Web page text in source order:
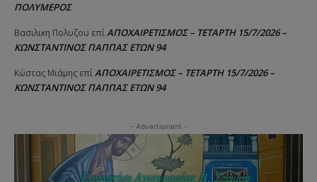
ΠΟΛΥΜΕΡΟΣ
Βασιλικη Πολυζου επίΑΠΟΧΑΙΡΕΤΙΣΜΟΣ – ΤΕΤΑΡΤΗ 15/7/2026 –
ΚΩΝΣΤΑΝΤΙΝΟΣ ΠΑΠΠΑΣ ΕΤΩΝ 94
Κώστας Μιάμης επίΑΠΟΧΑΙΡΕΤΙΣΜΟΣ – ΤΕΤΑΡΤΗ 15/7/2026 –
ΚΩΝΣΤΑΝΤΙΝΟΣ ΠΑΠΠΑΣ ΕΤΩΝ 94
- Advertisment -